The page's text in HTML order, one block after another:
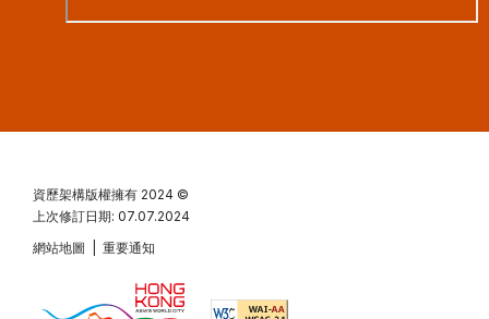
資歷架構版權擁有 2024 ©
上次修訂日期: 07.07.2024
網站地圖
重要通知